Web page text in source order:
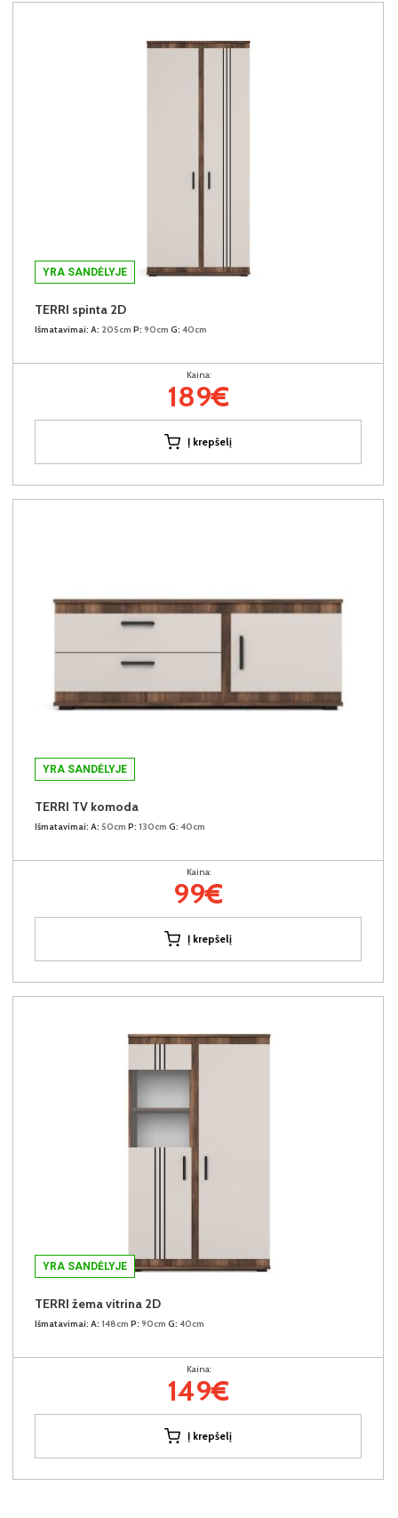
YRA SANDĖLYJE
TERRI spinta 2D
Išmatavimai: A: 205cm P: 90cm G: 40cm
Kaina:
189€
Į krepšelį
YRA SANDĖLYJE
TERRI TV komoda
Išmatavimai: A: 50cm P: 130cm G: 40cm
Kaina:
99€
Į krepšelį
YRA SANDĖLYJE
TERRI žema vitrina 2D
Išmatavimai: A: 148cm P: 90cm G: 40cm
Kaina:
149€
Į krepšelį